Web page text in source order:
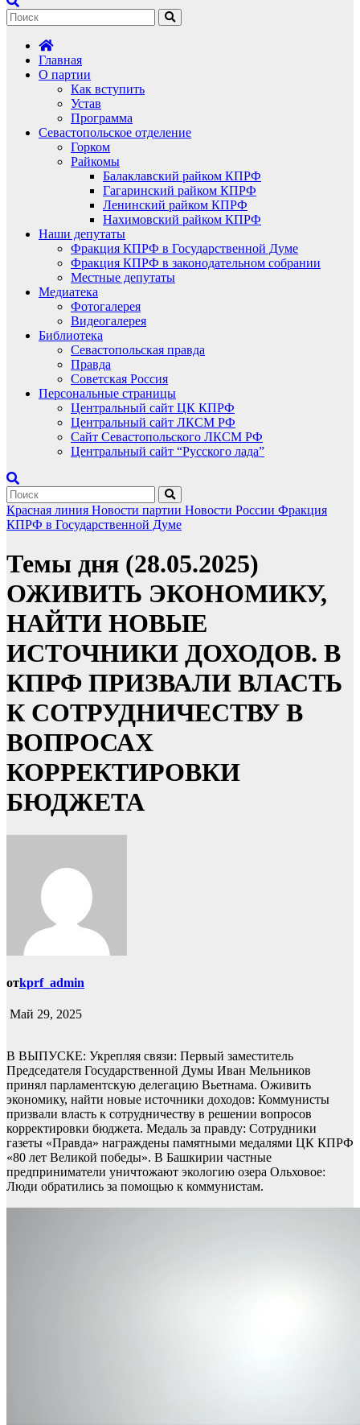
Главная
О партии
Как вступить
Устав
Программа
Севастопольское отделение
Горком
Райкомы
Балаклавский райком КПРФ
Гагаринский райком КПРФ
Ленинский райком КПРФ
Нахимовский райком КПРФ
Наши депутаты
Фракция КПРФ в Государственной Думе
Фракция КПРФ в законодательном собрании
Местные депутаты
Медиатека
Фотогалерея
Видеогалерея
Библиотека
Севастопольская правда
Правда
Советская Россия
Персональные страницы
Центральный сайт ЦК КПРФ
Центральный сайт ЛКСМ РФ
Сайт Севастопольского ЛКСМ РФ
Центральный сайт “Русского лада”
Красная линия Новости партии Новости России Фракция
КПРФ в Государственной Думе
Темы дня (28.05.2025)
ОЖИВИТЬ ЭКОНОМИКУ,
НАЙТИ НОВЫЕ
ИСТОЧНИКИ ДОХОДОВ. В
КПРФ ПРИЗВАЛИ ВЛАСТЬ
К СОТРУДНИЧЕСТВУ В
ВОПРОСАХ
КОРРЕКТИРОВКИ
БЮДЖЕТА
отkprf_admin
Май 29, 2025
В ВЫПУСКЕ: Укрепляя связи: Первый заместитель
Председателя Государственной Думы Иван Мельников
принял парламентскую делегацию Вьетнама. Оживить
экономику, найти новые источники доходов: Коммунисты
призвали власть к сотрудничеству в решении вопросов
корректировки бюджета. Медаль за правду: Сотрудники
газеты «Правда» награждены памятными медалями ЦК КПРФ
«80 лет Великой победы». В Башкирии частные
предприниматели уничтожают экологию озера Ольховое:
Люди обратились за помощью к коммунистам.